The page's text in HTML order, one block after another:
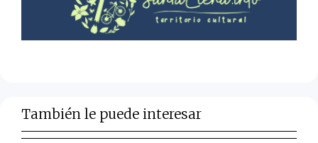
También le puede interesar